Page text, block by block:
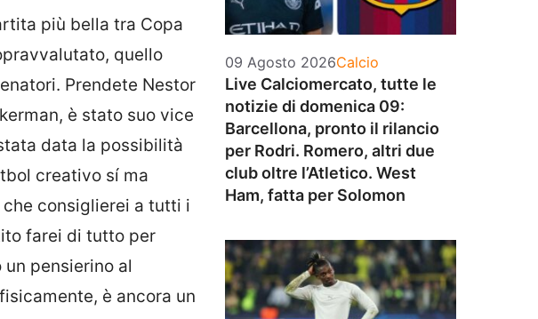
più bella tra Copa
quello
Prendete Nestor
è stato suo vice
data la possibilità
creativo sí ma
consiglierei a tutti i
farei di tutto per
pensierino al
è ancora un
09 Agosto 2026Categorie
Calcio
Live Calciomercato, tutte le
notizie di domenica 09:
Barcellona, pronto il rilancio
per Rodri. Romero, altri due
club oltre l’Atletico. West
Ham, fatta per Solomon